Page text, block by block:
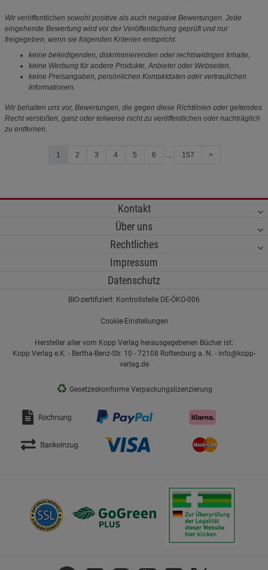
Wir veröffentlichen sowohl positive als auch negative Bewertungen. Jede
eingehende Bewertung wird vor der Veröffentlichung geprüft und nur
freigegeben, wenn sie folgenden Kriterien entspricht:
keine beleidigenden, diskriminierenden oder rechtswidrigen Inhalte,
keine Werbung für andere Produkte, Anbieter oder Webseiten,
keine Preisangaben, persönlichen Kontaktdaten oder vertraulichen
Informationen.
Wir behalten uns vor, Bewertungen, die gegen diese Richtlinien oder geltendes
Recht verstoßen, ganz oder teilweise nicht zu veröffentlichen oder nachträglich
zu entfernen.
1 2 3 4 5 6 .... 157 >
Kontakt
Über uns
Rechtliches
Impressum
Datenschutz
BIO-zertifiziert: Kontrollstelle DE-ÖKO-006
Cookie-Einstellungen
Hersteller aller vom Kopp Verlag herausgegebenen Bücher ist:
Kopp Verlag e.K. - Bertha-Benz-Str. 10 - 72108 Rottenburg a. N. - info@kopp-
verlag.de
♻ Gesetzeskonforme Verpackungslizenzierung